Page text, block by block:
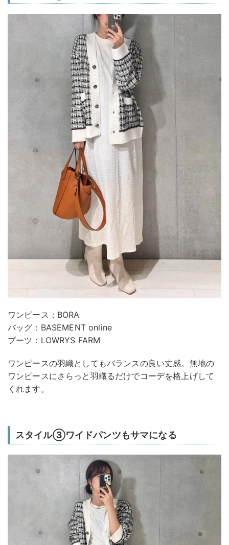
ワンピース：BORA
バッグ：BASEMENT online
ブーツ：LOWRYS FARM
ワンピースの羽織としてもバランスの良い丈感。無地の
ワンピースにさらっと羽織るだけでコーデを格上げして
くれます。
スタイル③ワイドパンツもサマになる